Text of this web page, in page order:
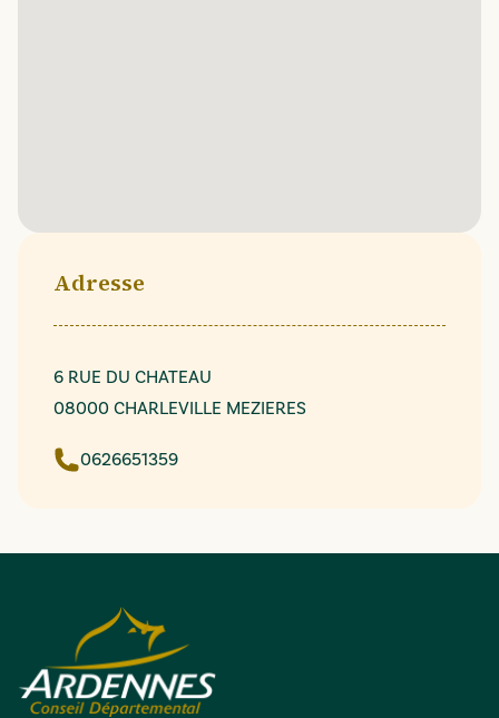
Adresse
6 RUE DU CHATEAU
08000 CHARLEVILLE MEZIERES
0626651359